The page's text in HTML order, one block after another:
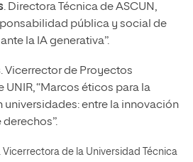
. Directora Técnica de ASCUN,
pública y social de
la IA generativa”.
. Vicerrector de Proyectos
UNIR, “Marcos éticos para la
universidades: entre la innovación
Vicerrectora de la Universidad Técnica